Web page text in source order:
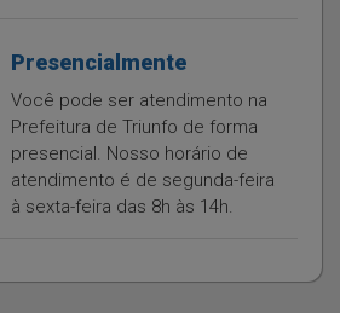
Presencialmente
Você pode ser atendimento na
Prefeitura de Triunfo de forma
presencial. Nosso horário de
atendimento é de segunda-feira
à sexta-feira das 8h às 14h.